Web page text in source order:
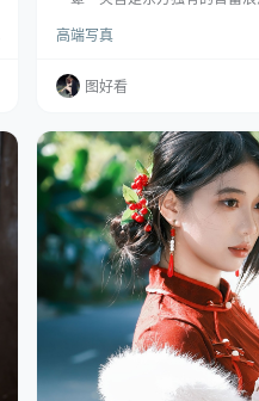
高端写真
图好看